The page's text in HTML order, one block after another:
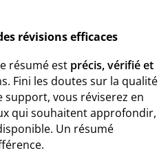
révisions efficaces
résumé est précis, vérifié et
Fini les doutes sur la qualité
support, vous réviserez en
qui souhaitent approfondir,
Un résumé